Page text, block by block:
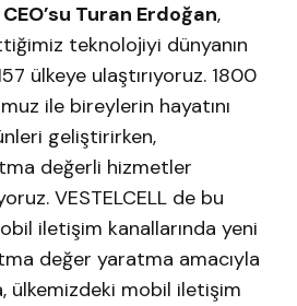
CEO’su Turan Erdoğan,
teknolojiyi dünyanın
ülkeye ulaştırıyoruz. 1800
ile bireylerin hayatını
geliştirirken,
değerli hizmetler
VESTELCELL de bu
iletişim kanallarında yeni
değer yaratma amacıyla
ülkemizdeki mobil iletişim